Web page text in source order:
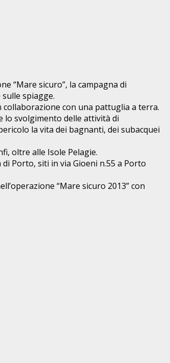
“Mare sicuro”, la campagna di
spiagge.
collaborazione con una pattuglia a terra.
lo svolgimento delle attività di
la vita dei bagnanti, dei subacquei
oltre alle Isole Pelagie.
Porto, siti in via Gioeni n.55 a Porto
“Mare sicuro 2013” con